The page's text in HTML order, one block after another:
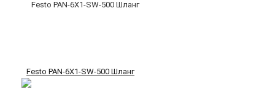
Festo PAN-6X1-SW-500 Шланг